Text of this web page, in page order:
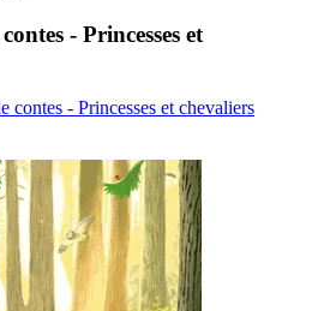
- Princesses et
contes - Princesses et chevaliers